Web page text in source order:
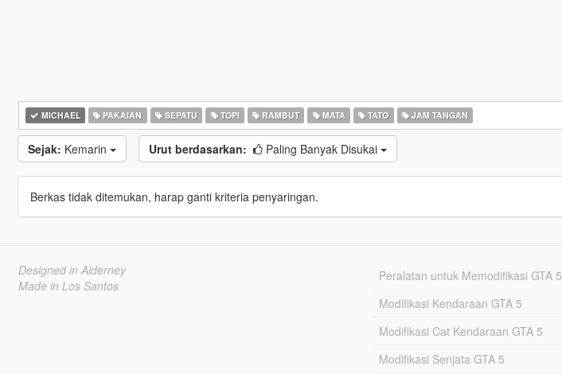
MICHAEL PAKAIAN SEPATU TOPI RAMBUT MATA TATO JAM TANGAN
Sejak: Kemarin Urut berdasarkan: Paling Banyak Disukai
Berkas tidak ditemukan, harap ganti kriteria penyaringan.
Designed in Alderney
Made in Los Santos
Peralatan untuk Memodifikasi GTA 5
Modifikasi Kendaraan GTA 5
Modifikasi Cat Kendaraan GTA 5
Modifikasi Senjata GTA 5